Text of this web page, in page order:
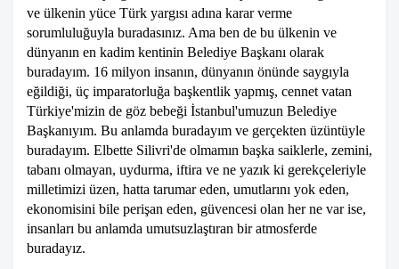
ve ülkenin yüce Türk yargısı adına karar verme
sorumluluğuyla buradasınız. Ama ben de bu ülkenin ve
dünyanın en kadim kentinin Belediye Başkanı olarak
buradayım. 16 milyon insanın, dünyanın önünde saygıyla
eğildiği, üç imparatorluğa başkentlik yapmış, cennet vatan
Türkiye'mizin de göz bebeği İstanbul'umuzun Belediye
Başkanıyım. Bu anlamda buradayım ve gerçekten üzüntüyle
buradayım. Elbette Silivri'de olmamın başka saiklerle, zemini,
tabanı olmayan, uydurma, iftira ve ne yazık ki gerekçeleriyle
milletimizi üzen, hatta tarumar eden, umutlarını yok eden,
ekonomisini bile perişan eden, güvencesi olan her ne var ise,
insanları bu anlamda umutsuzlaştıran bir atmosferde
buradayız.